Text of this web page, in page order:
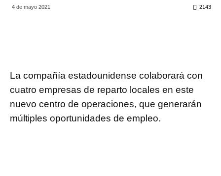
4 de mayo 2021 2143
La compañía estadounidense colaborará con
cuatro empresas de reparto locales en este
nuevo centro de operaciones, que generarán
múltiples oportunidades de empleo.